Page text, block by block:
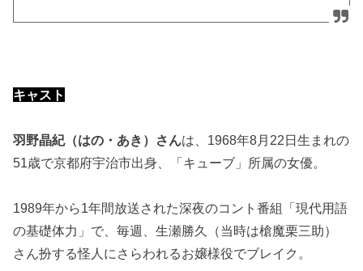
キャスト
羽野晶紀（はの・あき）さんは、1968年8月22日生まれの
51歳で京都府宇治市出身、「キューブ」所属の女優。
1989年から1年間放送された深夜のコント番組「現代用語
の基礎体力」で、毎週、生瀬勝久（当時は槍魔栗三助）
さん扮する怪人にさらわれるお嬢様役でブレイク。